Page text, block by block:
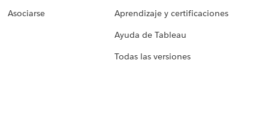
Asociarse
Aprendizaje y certificaciones
Ayuda de Tableau
Todas las versiones